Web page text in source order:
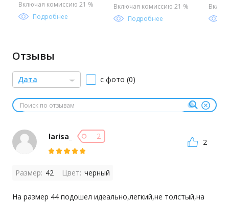
Включая комиссию 21 %
Подробнее
Включая комиссию 21 %
Подробнее
Отзывы
Дата с фото (0)
larisa_ 2
2
Размер: 42 Цвет: черный
На размер 44 подошел идеально,легкий,не толстый,на